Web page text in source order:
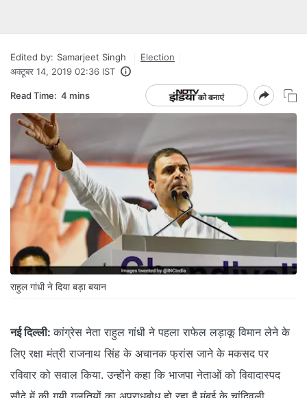
Edited by: Samarjeet Singh
Election
अक्टूबर 14, 2019 02:36 IST
Read Time: 4 mins
राहुल गांधी ने दिया बड़ा बयान
नई दिल्ली: कांग्रेस नेता राहुल गांधी ने पहला राफेल लड़ाकू विमान लेने के
लिए रक्षा मंत्री राजनाथ सिंह के अचानक फ्रांस जाने के मकसद पर
रविवार को सवाल किया. उन्होंने कहा कि भाजपा नेताओं को विवादास्पद